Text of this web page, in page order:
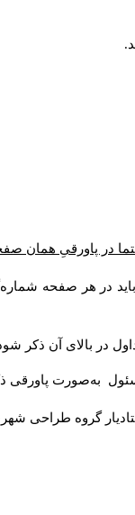
در پاورقیِ همان
در هر صفحه
در بالای آن ذکر
به‌صورت پاورقی
گروه طراحی